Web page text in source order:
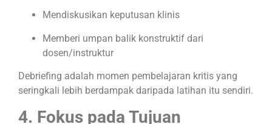
Mendiskusikan keputusan klinis
Memberi umpan balik konstruktif dari
dosen/instruktur
Debriefing adalah momen pembelajaran kritis yang
seringkali lebih berdampak daripada latihan itu sendiri.
4. Fokus pada Tujuan